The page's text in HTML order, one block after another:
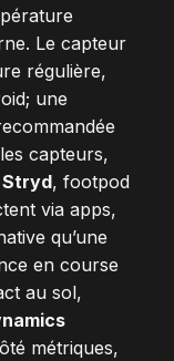
Le capteur
régulière,
une
capteurs,
Stryd, footpod
via apps,
qu’une
en course
au sol,
métriques,